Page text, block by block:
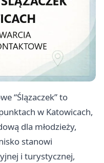
“Ślązaczek” to
w Katowicach,
dla młodzieży,
stanowi
i turystycznej,